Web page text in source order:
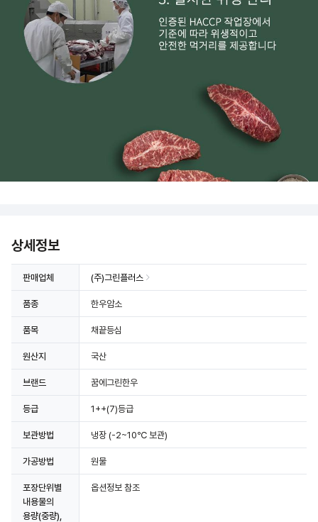
상세정보 더보기
상세정보
판매업체 (주)그린플러스
품종 한우암소
품목 채끝등심
원산지 국산
브랜드 꿈에그린한우
등급 1++(7)등급
보관방법 냉장 (-2~10℃ 보관)
가공방법 원물
포장단위별
내용물의
용량(중량),
옵션정보 참조